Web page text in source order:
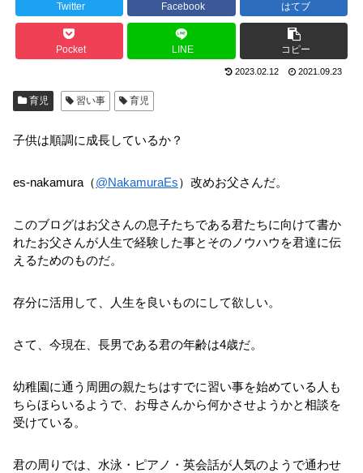
Twitter Facebook はてブ
Pocket LINE コピー
2023.02.12 2021.09.23
育児 習い事 育児
子供は順調に成長しているか？
es-nakamura（@NakamuraEs）改めお父さんだ。
このブログはお父さんの息子たちである君たちに向けて書か
れたお父さんが人生で経験した事とそのノウハウを君達に伝
えるためのものだ。
存分に活用して、人生を良いものにして欲しい。
さて、今現在、長男である君の年齢は4歳だ。
幼稚園に通う周囲の親たちはすでに習い事を始めている人も
ちらほらいるようで、お母さんから何かさせようかと相談を
受けている。
君の周りでは、水泳・ピアノ・英会話が人気のようで通わせ